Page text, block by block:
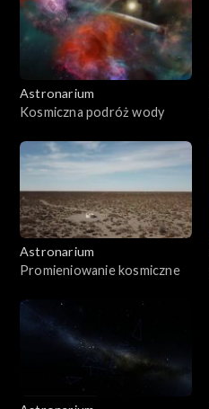
Astronarium
Kosmiczna podróż wody
Astronarium
Promieniowanie kosmiczne